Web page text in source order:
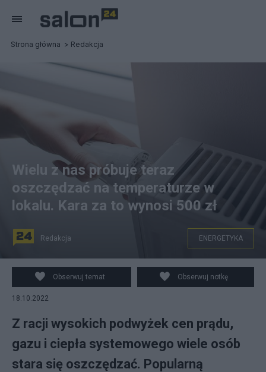
Strona główna Redakcja
Oszczędzania na energii poprzez wychładzanie lokalu.
Źródło: castorama.pl
Wielu z nas próbuje teraz
oszczędzać na temperaturze w
lokalu. Kara za to wynosi 500 zł
Redakcja ENERGETYKA
Obserwuj temat Obserwuj notkę
18.10.2022
Z racji wysokich podwyżek cen prądu,
gazu i ciepła systemowego wiele osób
stara się oszczędzać. Popularną